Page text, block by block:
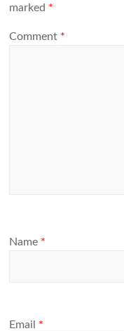
marked *
Comment *
Name *
Email *